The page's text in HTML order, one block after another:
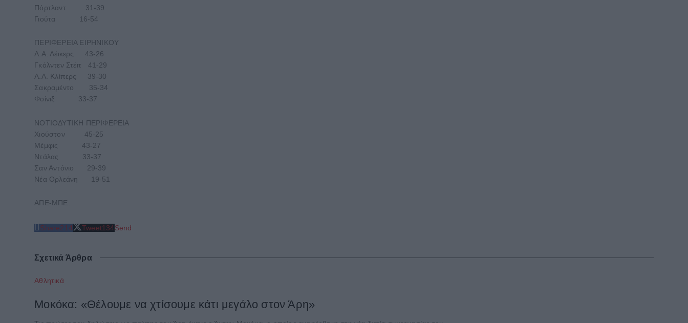
Πόρτλαντ 31-39
Γιούτα 16-54
ΠΕΡΙΦΕΡΕΙΑ ΕΙΡΗΝΙΚΟΥ
Λ.Α. Λέικερς 43-26
Γκόλντεν Στέιτ 41-29
Λ.Α. Κλίπερς 39-30
Σακραμέντο 35-34
Φοίνιξ 33-37
ΝΟΤΙΟΔΥΤΙΚΗ ΠΕΡΙΦΕΡΕΙΑ
Χιούστον 45-25
Μέμφις 43-27
Ντάλας 33-37
Σαν Αντόνιο 29-39
Νέα Ορλεάνη 19-51
ΑΠΕ-ΜΠΕ.
Share214 Tweet134Send
Σχετικά Άρθρα
Αθλητικά
Μοκόκα: «Θέλουμε να χτίσουμε κάτι μεγάλο στον Άρη»